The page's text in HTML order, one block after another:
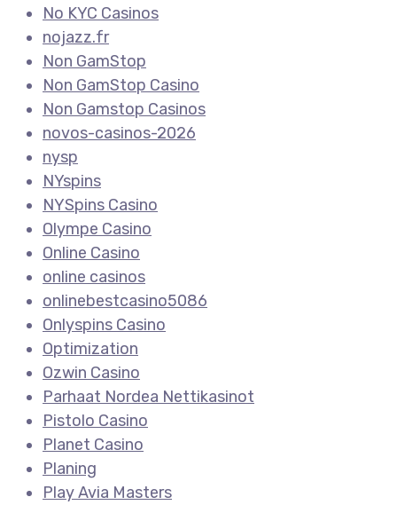
No KYC Casinos
nojazz.fr
Non GamStop
Non GamStop Casino
Non Gamstop Casinos
novos-casinos-2026
nysp
NYspins
NYSpins Casino
Olympe Casino
Online Casino
online casinos
onlinebestcasino5086
Onlyspins Casino
Optimization
Ozwin Casino
Parhaat Nordea Nettikasinot
Pistolo Casino
Planet Casino
Planing
Play Avia Masters